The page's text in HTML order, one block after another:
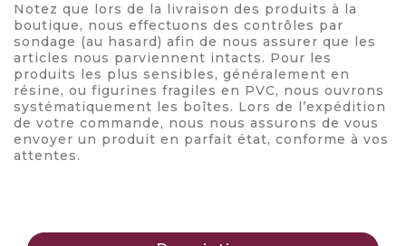
Notez que lors de la livraison des produits à la
boutique, nous effectuons des contrôles par
sondage (au hasard) afin de nous assurer que les
articles nous parviennent intacts. Pour les
produits les plus sensibles, généralement en
résine, ou figurines fragiles en PVC, nous ouvrons
systématiquement les boîtes. Lors de l’expédition
de votre commande, nous nous assurons de vous
envoyer un produit en parfait état, conforme à vos
attentes.